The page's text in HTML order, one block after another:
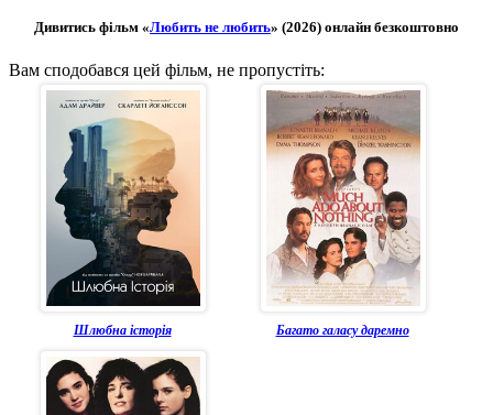
Дивитись фільм «Любить не любить» (2026) онлайн безкоштовно
Вам сподобався цей фільм, не пропустіть:
Шлюбна історія Багато галасу даремно